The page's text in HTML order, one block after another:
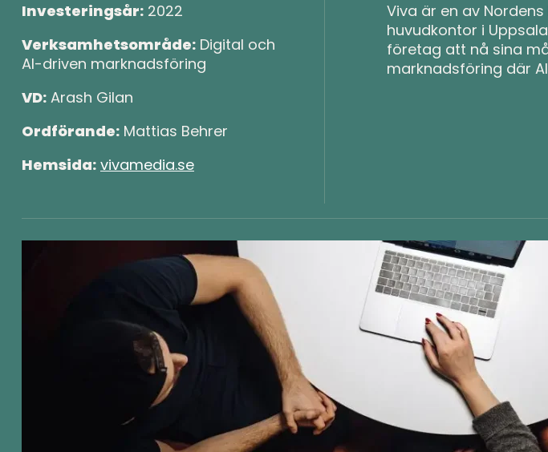
Investeringsår: 2022
Verksamhetsområde: Digital och
AI-driven marknadsföring
VD: Arash Gilan
Ordförande: Mattias Behrer
Hemsida: vivamedia.se
Viva är en av
huvudkontor i
företag att nå sina
marknadsföring där